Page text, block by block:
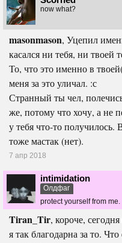
now what?
masonmason, Уцепил
касался ни тебя, ни твоей
То, что это именно в
меня за это уличал. :с
Странный ты чел,
же, потому что хочу, а не
у тебя что-то получилось.
тоже мастак (нет).
7 апр 2018
intimidation
Олдфаг
protect yourself from me.
Tiran_Tir, короче,
я так благодарна за то. Что